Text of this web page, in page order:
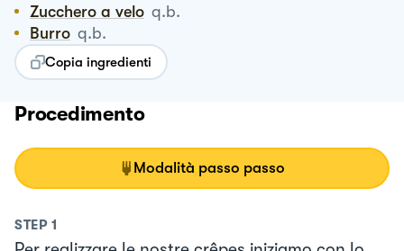
Zucchero a velo q.b.
Burro q.b.
Copia ingredienti
Procedimento
Modalità passo passo
STEP 1